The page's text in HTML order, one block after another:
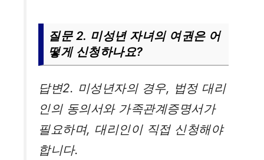
질문 2. 미성년 자녀의 여권은 어
떻게 신청하나요?
답변2. 미성년자의 경우, 법정 대리
인의 동의서와 가족관계증명서가
필요하며, 대리인이 직접 신청해야
합니다.